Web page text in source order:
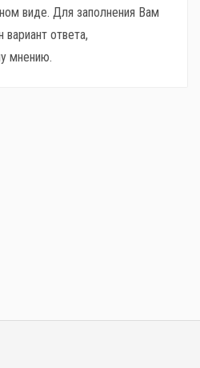
виде. Для заполнения Вам
ответа,
мнению.